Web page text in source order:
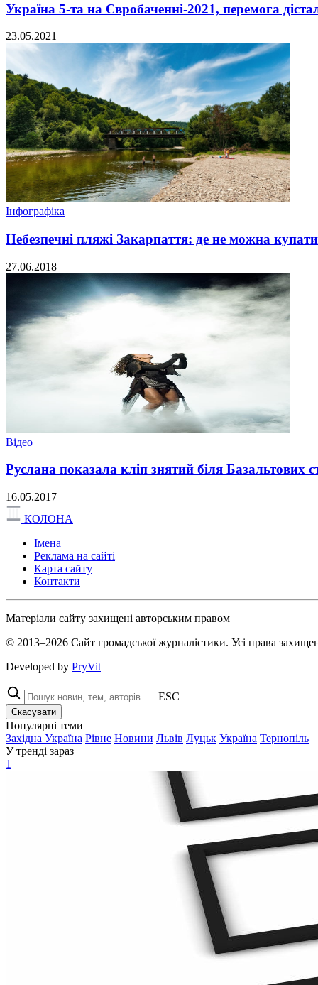
Україна 5-та на Євробаченні-2021, перемога
23.05.2021
Інфографіка
Небезпечні пляжі Закарпаття: де не можна
27.06.2018
Відео
Руслана показала кліп знятий біля Базальтових
16.05.2017
КОЛОНА
Імена
Реклама на сайті
Карта сайту
Контакти
Матеріали сайту захищені авторським правом
© 2013–2026 Сайт громадської журналістики. Усі права
Developed by PryVit
ESC
Скасувати
Популярні теми
Західна Україна Рівне Новини Львів Луцьк Україна Тернопіль
У тренді зараз
1